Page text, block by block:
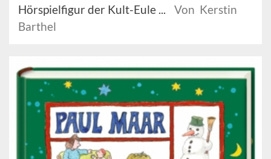
Hörspielfigur der Kult-Eule ...
Von Kerstin
Barthel